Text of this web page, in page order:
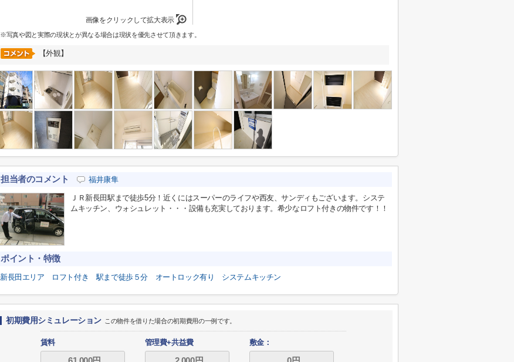
画像をクリックして拡大表示
※写真や図と実際の現状とが異なる場合は現状を優先させて頂きます。
【外観】
担当者のコメント 福井康隼
ＪＲ新長田駅まで徒歩5分！近くにはスーパーのライフや西友、サンディもございます。システ
ムキッチン、ウォシュレット・・・設備も充実しております。希少なロフト付きの物件です！！
ポイント・特徴
新長田エリア ロフト付き 駅まで徒歩５分 オートロック有り システムキッチン
初期費用シミュレーション この物件を借りた場合の初期費用の一例です。
賃料 管理費+共益費 敷金：